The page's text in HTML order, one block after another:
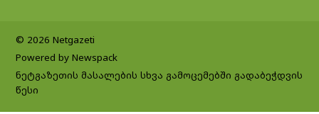
© 2026 Netgazeti
Powered by Newspack
ნეტგაზეთის მასალების სხვა გამოცემებში გადაბეჭდვის
წესი